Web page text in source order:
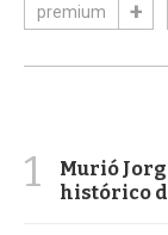
premium
1
Murió
histórico